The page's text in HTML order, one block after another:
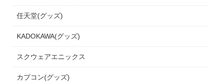
任天堂(グッズ)
KADOKAWA(グッズ)
スクウェアエニックス
カプコン(グッズ)